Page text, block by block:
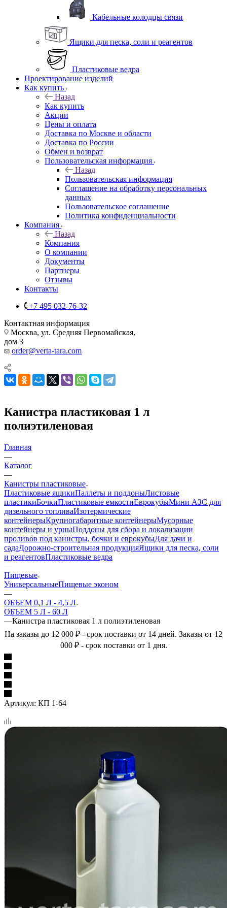
Кабельные колодцы связи
Ящики для песка, соли и реагентов
Пластиковые ведра
Проектирование изделий
Как купить
Назад
Как купить
Акции
Цены и оплата
Доставка по Москве и области
Доставка по России
Обмен и возврат
Пользовательская информация
Назад
Пользовательская информация
Соглашение на обработку персональных
данных
Пользовательское соглашение
Политика конфиденциальности
Компания
Назад
Компания
О компании
Документы
Партнеры
Отзывы
Контакты
+7 495 032-76-32
Контактная информация
Москва, ул. Средняя Первомайская,
дом 3
order@verta-tara.com
Канистра пластиковая 1 л
полиэтиленовая
Главная
—
Каталог
—
Канистры пластиковые
Пластиковые ящикиПаллеты и поддоныЛистовые
пластикиБочкиПластиковые емкостиЕврокубыМини АЗС для
дизельного топливаИзотермические
контейнерыКрупногабаритные контейнерыМусорные
контейнеры и урныПоддоны для сбора и локализации
проливов под канистры, бочки и еврокубыДля дачи и
садаДорожно-строительная продукцияЯщики для песка, соли
и реагентовПластиковые ведра
—
Пищевые
УниверсальныеПищевые эконом
—
ОБЪЕМ 0,1 Л - 4,5 Л
ОБЪЕМ 5 Л - 60 Л
—Канистра пластиковая 1 л полиэтиленовая
На заказы до 12 000 ₽ - срок поставки от 14 дней. Заказы от 12
000 ₽ - срок поставки от 1 дня.
Артикул: КП 1-64